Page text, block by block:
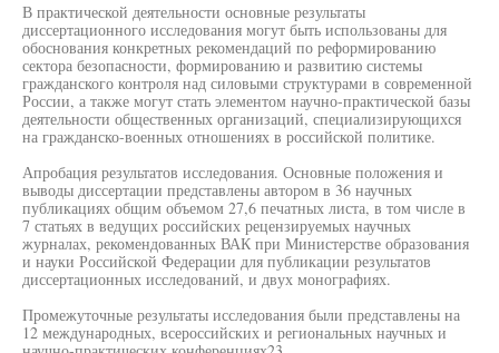
В практической деятельности основные результаты
диссертационного исследования могут быть использованы для
обоснования конкретных рекомендаций по реформированию
сектора безопасности, формированию и развитию системы
гражданского контроля над силовыми структурами в современной
России, а также могут стать элементом научно-практической базы
деятельности общественных организаций, специализирующихся
на гражданско-военных отношениях в российской политике.
Апробация результатов исследования. Основные положения и
выводы диссертации представлены автором в 36 научных
публикациях общим объемом 27,6 печатных листа, в том числе в
7 статьях в ведущих российских рецензируемых научных
журналах, рекомендованных ВАК при Министерстве образования
и науки Российской Федерации для публикации результатов
диссертационных исследований, и двух монографиях.
Промежуточные результаты исследования были представлены на
12 международных, всероссийских и региональных научных и